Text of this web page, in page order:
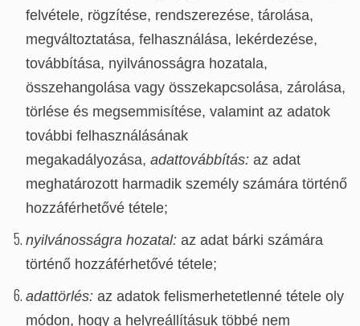
felvétele, rögzítése, rendszerezése, tárolása,
megváltoztatása, felhasználása, lekérdezése,
továbbítása, nyilvánosságra hozatala,
összehangolása vagy összekapcsolása, zárolása,
törlése és megsemmisítése, valamint az adatok
további felhasználásának
megakadályozása, adattovábbítás: az adat
meghatározott harmadik személy számára történő
hozzáférhetővé tétele;
nyilvánosságra hozatal: az adat bárki számára
történő hozzáférhetővé tétele;
adattörlés: az adatok felismerhetetlenné tétele oly
módon, hogy a helyreállításuk többé nem